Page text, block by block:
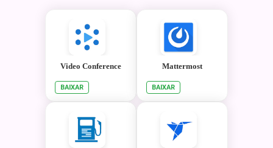
Video Conference
BAIXAR
Mattermost
BAIXAR